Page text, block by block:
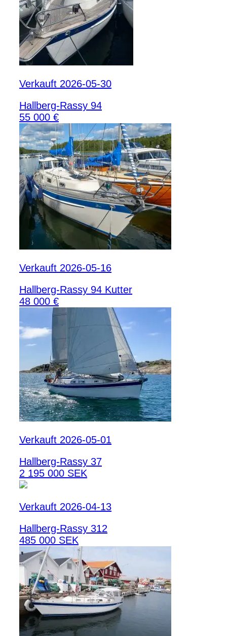
Verkauft 2026-05-30
Hallberg-Rassy 94
55 000 €
Verkauft 2026-05-16
Hallberg-Rassy 94 Kutter
48 000 €
Verkauft 2026-05-01
Hallberg-Rassy 37
2 195 000 SEK
Verkauft 2026-04-13
Hallberg-Rassy 312
485 000 SEK